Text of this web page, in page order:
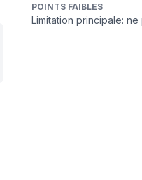
POINTS FAIBLES
Limitation principale: